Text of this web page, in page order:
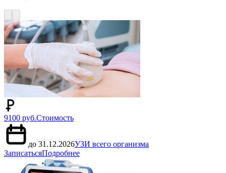
9100 руб.Стоимость
до 31.12.2026УЗИ всего организма
ЗаписатьсяПодробнее